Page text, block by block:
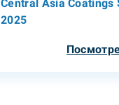
Central Asia Coatings
2025